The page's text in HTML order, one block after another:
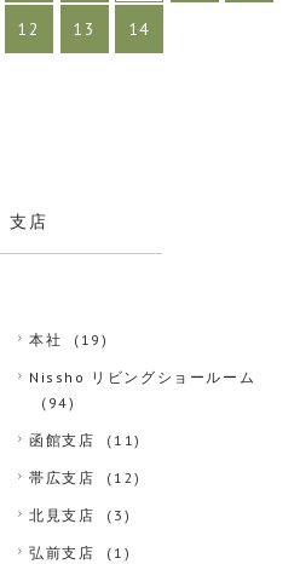
12 13 14
支店
本社 (19)
Nissho リビングショールーム
(94)
函館支店 (11)
帯広支店 (12)
北見支店 (3)
弘前支店 (1)